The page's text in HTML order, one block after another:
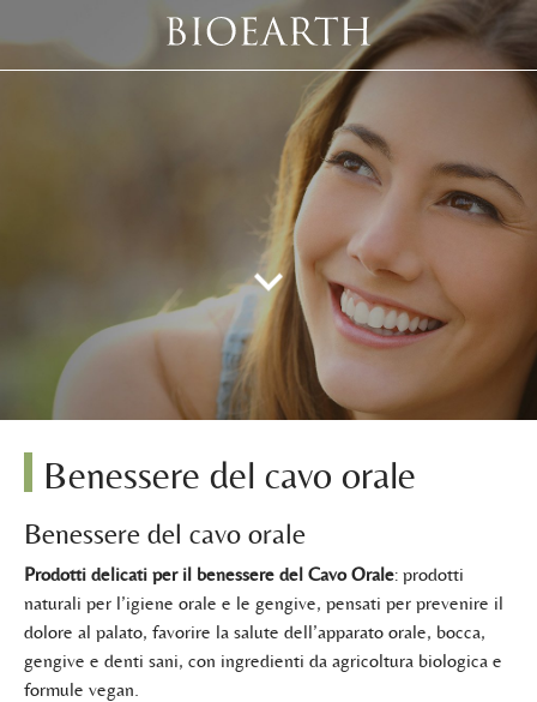
Benessere del cavo orale
Benessere del cavo orale
Prodotti delicati per il benessere del Cavo Orale: prodotti
naturali per l’igiene orale e le gengive, pensati per prevenire il
dolore al palato, favorire la salute dell’apparato orale, bocca,
gengive e denti sani, con ingredienti da agricoltura biologica e
formule vegan.